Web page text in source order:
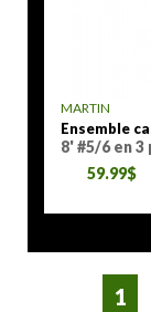
MARTIN
Ensemble
8' #5/6 en 3
59.99$
1